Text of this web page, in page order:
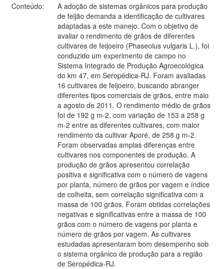
Conteúdo:
A adoção de sistemas orgânicos para produção
de feijão demanda a identificação de cultivares
adaptadas a este manejo. Com o objetivo de
avaliar o rendimento de grãos de diferentes
cultivares de feijoeiro (Phaseolus vulgaris L.), foi
conduzido um experimento de campo no
Sistema Integrado de Produção Agroecológica
do km 47, em Seropédica-RJ. Foram avaliadas
16 cultivares de feijoeiro, buscando abranger
diferentes tipos comerciais de grãos, entre maio
a agosto de 2011. O rendimento médio de grãos
foi de 192 g m-2, com variação de 153 a 258 g
m-2 entre as diferentes cultivares, com maior
rendimento da cultivar Aporé, de 258 g m-2.
Foram observadas amplas diferenças entre
cultivares nos componentes de produção. A
produção de grãos apresentou correlação
positiva e significativa com o número de vagens
por planta, número de grãos por vagem e índice
de colheita, sem correlação significativa com a
massa de 100 grãos. Foram obtidas correlações
negativas e significativas entre a massa de 100
grãos com o número de vagens por planta e
número de grãos por vagem. As cultivares
estudadas apresentaram bom desempenho sob
o sistema orgânico de produção para a região
de Seropédica-RJ.